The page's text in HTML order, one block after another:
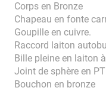
Corps en Bronze
Chapeau en fonte
Goupille en cuivre.
Raccord laiton
Bille pleine en laiton
Joint de sphère en
Bouchon en bronze